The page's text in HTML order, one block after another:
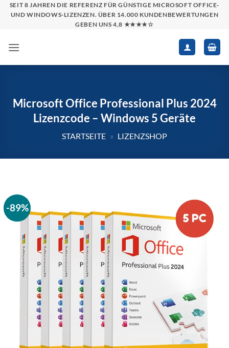
Zum
Inhalt
SEIT 8 JAHREN DIE REFERENZ FÜR GÜNSTIGE MICROSOFT OFFICE-
UND WINDOWS-LIZENZEN. ÜBER 14.000 KUNDENBEWERTUNGEN
GEBEN UNS 4,8 ★★★★☆
Microsoft Office Professional Plus 2024
Lizenzcode – Windows 5 Geräte
STARTSEITE » LIZENZSHOP
-89%